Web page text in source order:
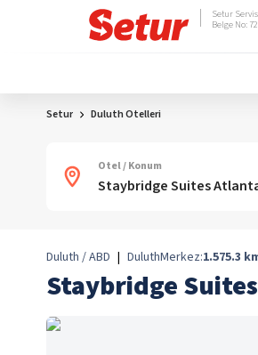
Setur
Belge No:
Setur Duluth Otelleri
Otel / Konum
Duluth / ABD | DuluthMerkez:1.575.3
Staybridge